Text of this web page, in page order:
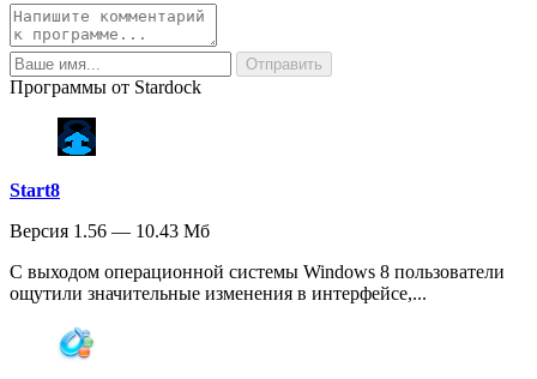
Программы от Stardock
Start8
Версия 1.56 — 10.43 Мб
С выходом операционной системы Windows 8 пользователи
ощутили значительные изменения в интерфейсе,...